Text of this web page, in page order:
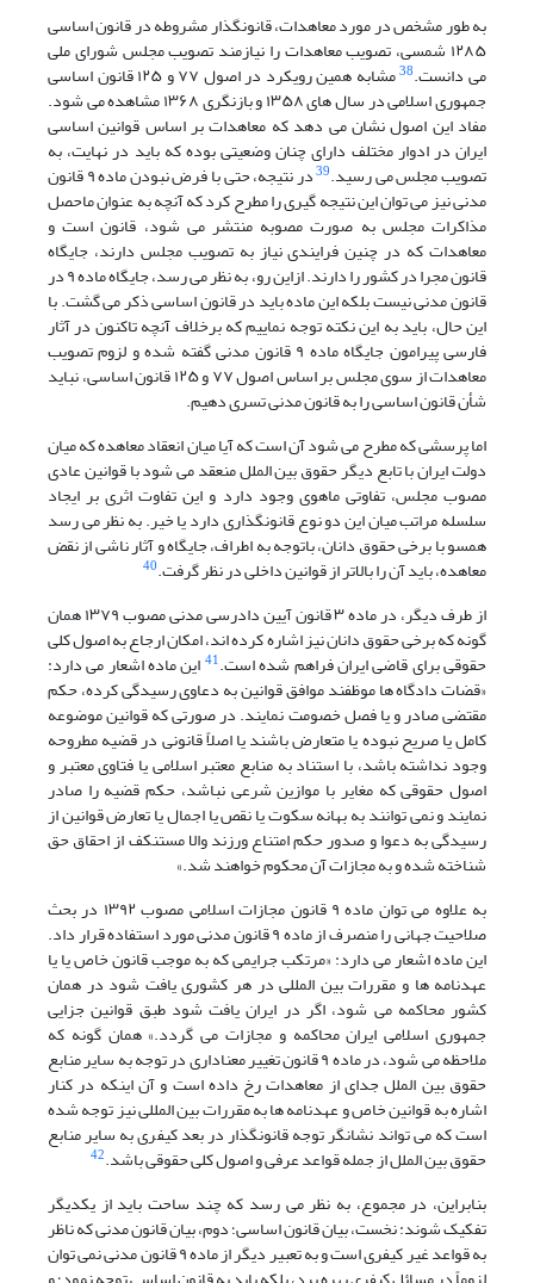
به طور مشخص در مورد معاهدات، قانونگذار مشروطه در قانون اساسی
۱۲۸۵ شمسی، تصویب معاهدات را نیازمند تصویب مجلس شورای ملی
می دانست.38 مشابه همین رویکرد در اصول ۷۷ و ۱۲۵ قانون اساسی
جمهوری اسلامی در سال های ۱۳۵۸ و بازنگری ۱۳۶۸ مشاهده می شود.
مفاد این اصول نشان می دهد که معاهدات بر اساس قوانین اساسی
ایران در ادوار مختلف دارای چنان وضعیتی بوده که باید در نهایت، به
تصویب مجلس می رسید.39 در نتیجه، حتی با فرض نبودن ماده ۹ قانون
مدنی نیز می توان این نتیجه گیری را مطرح کرد که آنچه به عنوان ماحصل
مذاکرات مجلس به صورت مصوبه منتشر می شود، قانون است و
معاهدات که در چنین فرایندی نیاز به تصویب مجلس دارند، جایگاه
قانون مجرا در کشور را دارند. ازاین رو، به نظر می رسد، جایگاه ماده ۹ در
قانون مدنی نیست بلکه این ماده باید در قانون اساسی ذکر می گشت. با
این حال، باید به این نکته توجه نماییم که برخلاف آنچه تاکنون در آثار
فارسی پیرامون جایگاه ماده ۹ قانون مدنی گفته شده و لزوم تصویب
معاهدات از سوی مجلس بر اساس اصول ۷۷ و ۱۲۵ قانون اساسی، نباید
شأن قانون اساسی را به قانون مدنی تسری دهیم.
اما پرسشی که مطرح می شود آن است که آیا میان انعقاد معاهده که میان
دولت ایران با تابع دیگر حقوق بین الملل منعقد می شود با قوانین عادی
مصوب مجلس، تفاوتی ماهوی وجود دارد و این تفاوت اثری بر ایجاد
سلسله مراتب میان این دو نوع قانونگذاری دارد یا خیر. به نظر می رسد
همسو با برخی حقوق دانان، باتوجه به اطراف، جایگاه و آثار ناشی از نقض
معاهده، باید آن را بالاتر از قوانین داخلی در نظر گرفت.40
از طرف دیگر، در ماده ۳ قانون آیین دادرسی مدنی مصوب ۱۳۷۹ همان
گونه که برخی حقوق دانان نیز اشاره کرده اند، امکان ارجاع به اصول کلی
حقوقی برای قاضی ایران فراهم شده است.41 این ماده اشعار می دارد:
«قضاتدادگاههاموظفندموافققوانینبهدعاویرسیدگیکرده،حکم
مقتضیصادرویافصلخصومتنمایند.درصورتیکهقوانینموضوعه
کاملیاصریحنبودهیامتعارضباشندیااصلاًقانونیدرقضیهمطروحه
وجودنداشتهباشد،بااستنادبهمنابعمعتبراسلامییافتاویمعتبرو
اصول حقوقیکه مغایربا موازین شرعینباشد، حکمقضیهرا صادر
نمایندونمیتوانندبهبهانهسکوتیانقصیااجمالیاتعارضقوانیناز
رسیدگیبهدعواوصدورحکمامتناعورزندوالامستنکفازاحقاقحق
شناختهشدهوبهمجازاتآنمحکومخواهندشد.»
به علاوه می توان ماده ۹ قانون مجازات اسلامی مصوب ۱۳۹۲ در بحث
صلاحیت جهانی را منصرف از ماده ۹ قانون مدنی مورد استفاده قرار داد.
این ماده اشعار می دارد: «مرتکبجرایمیکهبهموجبقانونخاصیایا
عهدنامه ها ومقرراتبینالمللیدرهرکشورییافت شود درهمان
کشورمحاکمه می شود،اگر در ایران یافت شود طبق قوانین جزایی
جمهوری اسلامی ایران محاکمه و مجازات می گردد.» همان گونه که
ملاحظه می شود، در ماده ۹ قانون تغییر معناداری در توجه به سایر منابع
حقوق بین الملل جدای از معاهدات رخ داده است و آن اینکه در کنار
اشاره به قوانین خاص و عهدنامه ها به مقررات بین المللی نیز توجه شده
است که می تواند نشانگر توجه قانونگذار در بعد کیفری به سایر منابع
حقوق بین الملل از جمله قواعد عرفی و اصول کلی حقوقی باشد.42
بنابراین، در مجموع، به نظر می رسد که چند ساحت باید از یکدیگر
تفکیک شوند: نخست، بیان قانون اساسی؛ دوم، بیان قانون مدنی که ناظر
به قواعد غیر کیفری است و به تعبیر دیگر از ماده ۹ قانون مدنی نمی توان